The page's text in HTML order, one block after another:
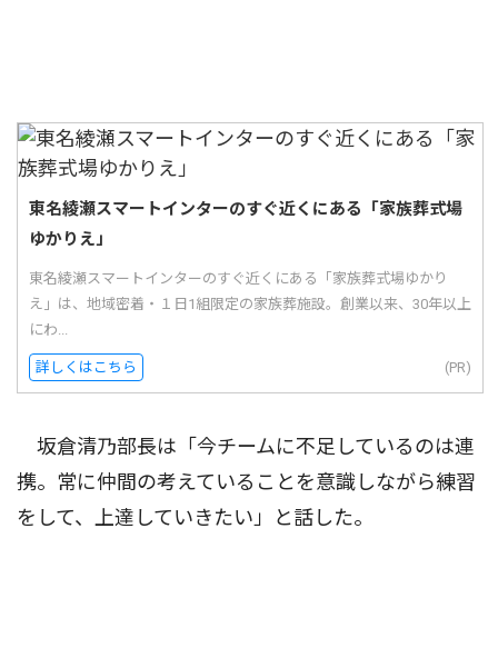
東名綾瀬スマートインターのすぐ近くにある「家族葬式場
ゆかりえ」
東名綾瀬スマートインターのすぐ近くにある「家族葬式場ゆかり
え」は、地域密着・１日1組限定の家族葬施設。創業以来、30年以上
にわ...
詳しくはこちら (PR)
坂倉清乃部長は「今チームに不足しているのは連
携。常に仲間の考えていることを意識しながら練習
をして、上達していきたい」と話した。